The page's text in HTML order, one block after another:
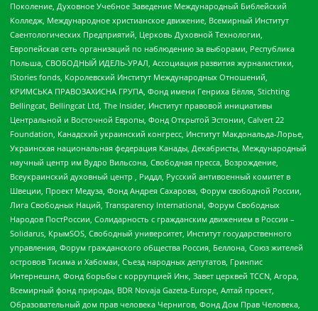
Поколение, Духовное Учебное Заведение Международный Библейский
Колледж, Международное христианское движение, Всемирный Институт
Саентологических Предприятий, Церковь Духовной Технологии,
Европейская сеть организаций по наблюдению за выборами, Республика
Польша, СВОБОДНЫЙ ИДЕЛЬ-УРАЛ, Ассоциация развития журналистики,
IStories fonds, Королевский Институт Международных Отношений,
КРИМСЬКА ПРАВОЗАХИСНА ГРУПА, Фонд имени Генриха Бёлля, Stichting
Bellingcat, Bellingcat Ltd, The Insider, Институт правовой инициативы
Центральной и Восточной Европы, Фонд Открытой Эстонии, Calvert 22
Foundation, Канадский украинский конгресс, Институт Макдональда-Лорье,
Украинская национальная федерация Канады, Декабристы, Международный
научный центр им Вудро Вильсона, Свободная пресса, Возрождение,
Всеукраинский духовный центр , Риддл, Русский антивоенный комитет в
Швеции, Проект Медуза, Фонд Андрея Сахарова, Форум свободной России,
Лига Свободных Наций, Transparеncy International, Форум Свободных
Народов ПостРоссии, Солидарность с гражданским движением в России –
Solidarus, КрымSOS, Свободный университет, Институт государственного
управления, Форум гражданского общества Россия, Беллона, Союз жителей
островов Тисима и Хабомаи, Съезд народных депутатов, Гринпис
Интернешнл, Фонд борьбы с коррупцией Инк, Завет церквей TCCN, Агора,
Всемирный фонд природы, BDR Novaja Gazeta-Europe, Алтай проект,
Образовательный дом прав человека Чернигов, Фонд Дом Прав Человека,